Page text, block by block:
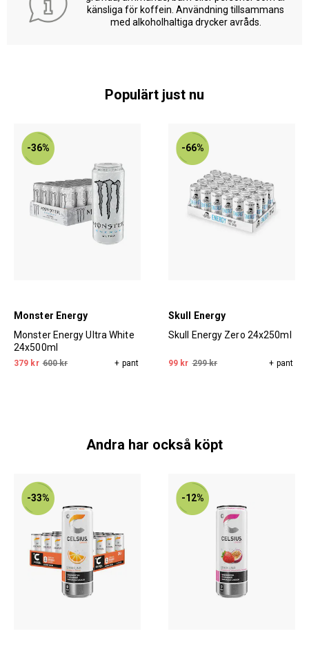
känsliga för koffein. Användning tillsammans
med alkoholhaltiga drycker avråds.
Populärt just nu
-36%
Monster Energy
Monster Energy Ultra White
24x500ml
379 kr 600 kr + pant
-66%
Skull Energy
Skull Energy Zero 24x250ml
99 kr 299 kr + pant
Andra har också köpt
-33% -12%